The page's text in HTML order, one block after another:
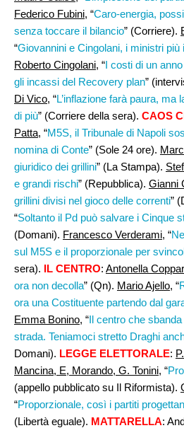
Federico Fubini, “Caro-energia,
senza toccare il bilancio” (Corriere).
“Giovannini e Cingolani, i ministri più
Roberto Cingolani, “I costi di un
gli incassi del Recovery plan”
Di Vico, “L’inflazione farà paura, ma
di più” (Corriere della sera). CAOS
Patta, “M5S, il Tribunale di Napoli
nomina di Conte” (Sole 24 ore).
giuridico dei grillini” (La Stampa).
e grandi rischi” (Repubblica). Gianni
grillini divisi nel gioco delle correnti”
“Soltanto il Pd può salvare i Cinque
(Domani). Francesco Verderami, “
sul M5S e il proporzionale per
sera). IL CENTRO: Antonella
ora non decolla” (Qn). Mario Ajello, “
ora una Costituente partendo dal
Emma Bonino, “Il centro che
strada. Teniamoci stretto Draghi
Domani). LEGGE ELETTORALE:
Mancina, E, Morando, G. Tonini, “
(appello pubblicato su Il Riformista).
“Proporzionale, così i partiti
(Libertà eguale). MATTARELLA: